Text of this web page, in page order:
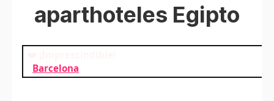
aparthoteles Egipto
Barcelona